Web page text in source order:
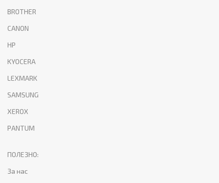
BROTHER
CANON
HP
KYOCERA
LEXMARK
SAMSUNG
XEROX
PANTUM
ПОЛЕЗНО:
За нас